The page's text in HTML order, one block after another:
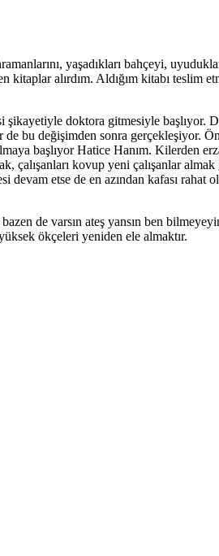
yaşadıkları bahçeyi,
alırdım. Aldığım kitabı teslim
doktora gitmesiyle başlıyor.
bu değişimden sonra gerçekleşiyor.
başlıyor Hatice Hanım. Kilerden
kovup yeni çalışanlar
etse de en azından kafası
de varsın ateş yansın ben
ökçeleri yeniden ele almaktır.